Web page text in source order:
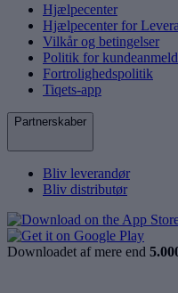
Hjælpecenter
Hjælpecenter for
Vilkår og betingelser
Politik for
Fortrolighedspolitik
Tiqets-app
Partnerskaber
Bliv leverandør
Bliv distributør
Downloadet af mere end